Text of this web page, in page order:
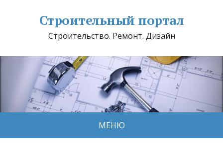
Строительный портал
Строительство. Ремонт. Дизайн
МЕНЮ